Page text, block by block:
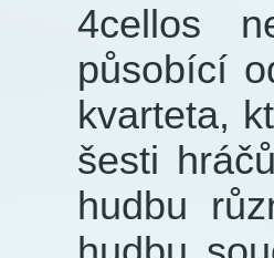
4cellos
působící
kvarteta,
šesti
hudbu